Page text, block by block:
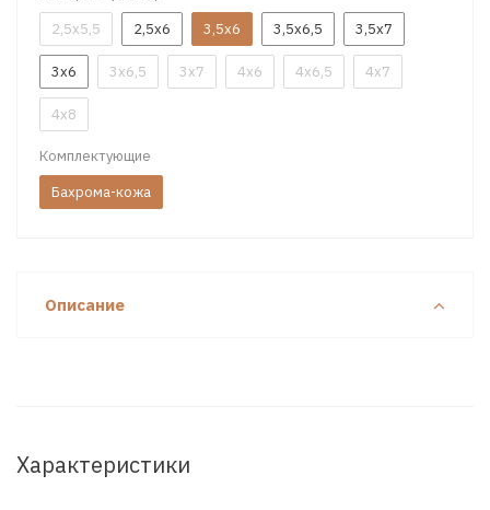
2,5x5,5
2,5x6 3,5x6 3,5x6,5 3,5x7
3x6 3x6,5 3x7 4x6 4x6,5 4x7
4x8
Комплектующие
Бахрома-кожа
Описание
Характеристики